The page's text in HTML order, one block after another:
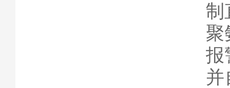
制
聚
报